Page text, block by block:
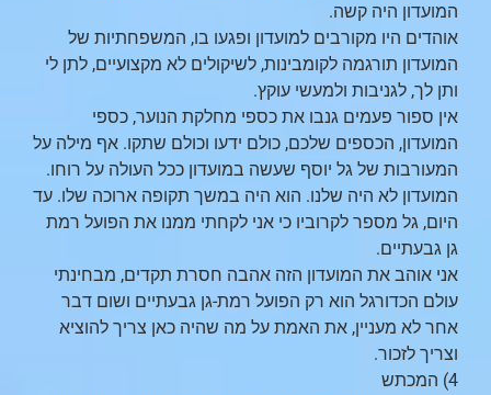
המועדון היה קשה.
אוהדים היו מקורבים למועדון ופגעו בו, המשפחתיות של
המועדון תורגמה לקומבינות, לשיקולים לא מקצועיים, לתן לי
ותן לך, לגניבות ולמעשי עוקץ.
אין ספור פעמים גנבו את כספי מחלקת הנוער, כספי
המועדון, הכספים שלכם, כולם ידעו וכולם שתקו. אף מילה על
המעורבות של גל יוסף שעשה במועדון ככל העולה על רוחו.
המועדון לא היה שלנו. הוא היה במשך תקופה ארוכה שלו. עד
היום, גל מספר לקרוביו כי אני לקחתי ממנו את הפועל רמת
גן גבעתיים.
אני אוהב את המועדון הזה אהבה חסרת תקדים, מבחינתי
עולם הכדורגל הוא רק הפועל רמת-גן גבעתיים ושום דבר
אחר לא מעניין, את האמת על מה שהיה כאן צריך להוציא
וצריך לזכור.
4) המכתש